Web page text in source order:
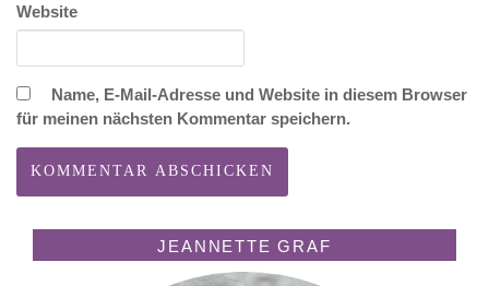
Website
Name, E-Mail-Adresse und Website in diesem Browser
für meinen nächsten Kommentar speichern.
JEANNETTE GRAF